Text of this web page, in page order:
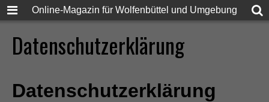
Online-Magazin für Wolfenbüttel und Umgebung
Datenschutzerklärung
Datenschutzerklärung